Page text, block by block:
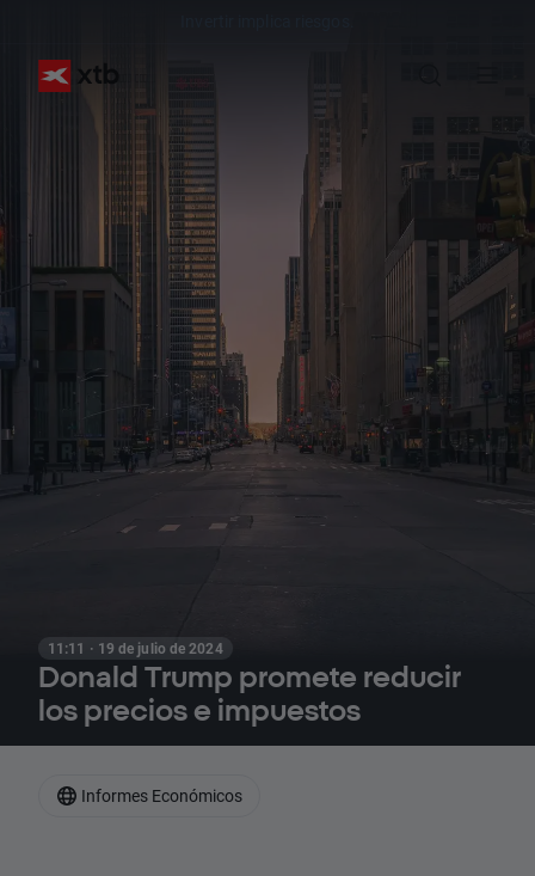
11:11 · 19 de julio de 2024
Donald Trump promete reducir
los precios e impuestos
Informes Económicos